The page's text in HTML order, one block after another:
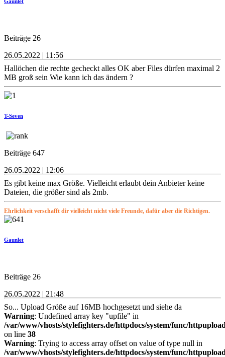
Beiträge 26
26.05.2022 | 11:56
Hallöchen die rechte gecheckt alles OK aber Files dürfen maximal 2
MB groß sein Wie kann ich das ändern ?
T-Seven
Beiträge 647
26.05.2022 | 12:06
Es gibt keine max Größe. Vielleicht erlaubt dein Anbieter keine
Dateien, die größer sind als 2mb.
Ehrlichkeit verschafft dir vielleicht nicht viele Freunde, dafür aber die Richtigen.
Gaunlet
Beiträge 26
26.05.2022 | 21:48
So... Upload Größe auf 16MB hochgesetzt und siehe da
Warning: Undefined array key "upfile" in
/var/www/vhosts/stylefighters.de/httpdocs/system/func/
on line 38
Warning: Trying to access array offset on value of type null in
/var/www/vhosts/stylefighters.de/httpdocs/system/func/